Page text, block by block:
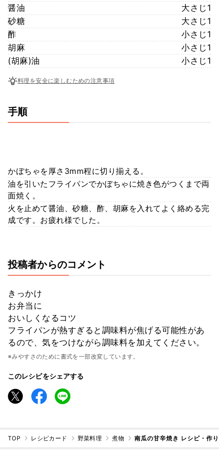
醤油
大さじ1
砂糖
大さじ1
酢
小さじ1
胡麻
小さじ1
(胡麻)油
小さじ1
料理を安全に楽しむための注意事項
手順
かぼちゃを厚さ3mm程に切り揃える。
油を引いたフライパンでかぼちゃに焼き色がつくまで両
面焼く。
火を止めて醤油、砂糖、酢、胡麻を入れてよく絡める完
成です。お疲れ様でした。
投稿者からのコメント
きっかけ
お弁当に
おいしくなるコツ
フライパンが熱すぎると調味料が焦げる可能性があ
るので、気をつけながら調味料を加えてください。
※みやすさのために書式を一部改変しています。
このレシピをシェアする
TOP レシピカード 野菜料理 煮物 南瓜の甘辛焼き レシピ・作